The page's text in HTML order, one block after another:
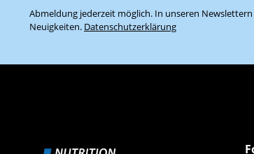
Abmeldung jederzeit möglich. In unseren
Neuigkeiten. Datenschutzerklärung